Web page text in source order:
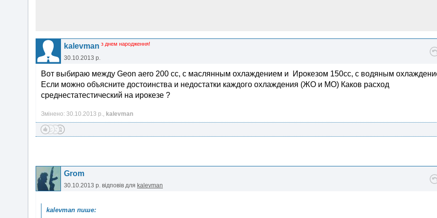
kalevman з днем народження!
30.10.2013 р.
Вот выбираю между Geon aero 200 cc, c маслянным охлаждением и Ирокезом 150сс, с водяным
Если можно объясните достоинства и недостатки каждого охлаждения (ЖО и МО) Каков расход
среднестатестический на ирокезе ?
Змінено: 30.10.2013 р., kalevman
Grom
30.10.2013 р. відповів для kalevman